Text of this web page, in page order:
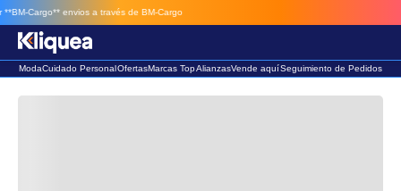
Cargo** envios a través de BM-Cargo
ModaCuidado PersonalOfertasMarcas TopAlianzasVende aquíSeguimiento de Pedidos